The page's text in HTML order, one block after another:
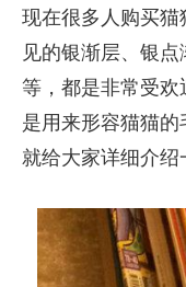
现在很多人购买猫
见的银渐层、银
等，都是非常受
是用来形容猫猫
就给大家详细介绍